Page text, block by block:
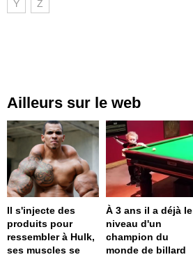
Y Z
Ailleurs sur le web
Il s'injecte des
produits pour
ressembler à Hulk,
ses muscles se
À 3 ans il a déjà le
niveau d'un
champion du
monde de billard